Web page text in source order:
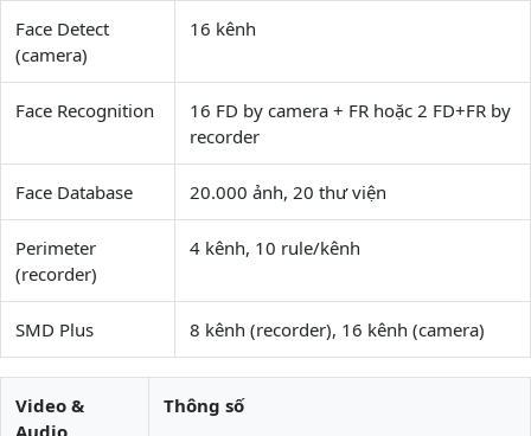
Face Detect
(camera)
16 kênh
Face Recognition
16 FD by camera + FR hoặc 2 FD+FR by
recorder
Face Database 20.000 ảnh, 20 thư viện
Perimeter
(recorder)
4 kênh, 10 rule/kênh
SMD Plus 8 kênh (recorder), 16 kênh (camera)
Video &
Audio
Thông số